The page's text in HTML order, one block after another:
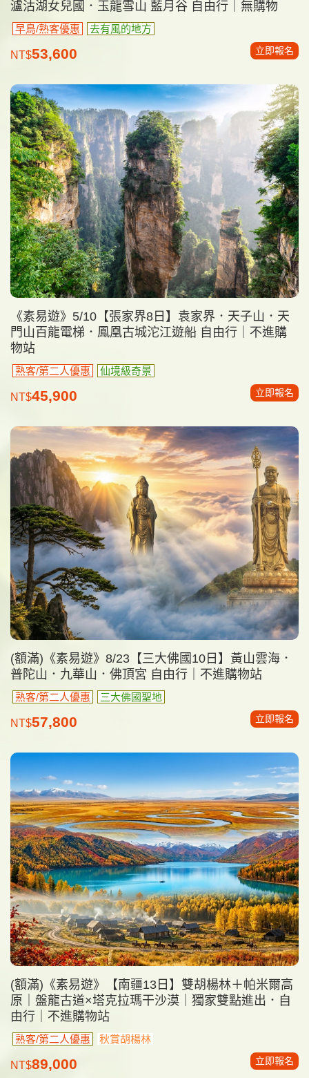
瀘沽湖女兒國．玉龍雪山 藍月谷 自由行｜無購物
早鳥/熟客優惠 去有風的地方
NT$53,600 立即報名
《素易遊》5/10【張家界8日】袁家界．天子山．天
門山百龍電梯．鳳凰古城沱江遊船 自由行｜不進購
物站
熟客/第二人優惠 仙境級奇景
NT$45,900 立即報名
(額滿)《素易遊》8/23【三大佛國10日】黃山雲海．
普陀山．九華山．佛頂宮 自由行｜不進購物站
熟客/第二人優惠 三大佛國聖地
NT$57,800 立即報名
(額滿)《素易遊》【南疆13日】雙胡楊林＋帕米爾高
原｜盤龍古道×塔克拉瑪干沙漠｜獨家雙點進出．自
由行｜不進購物站
熟客/第二人優惠 秋賞胡楊林
NT$89,000 立即報名